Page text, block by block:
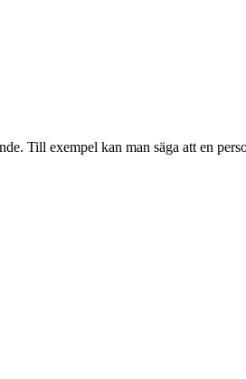
Till exempel kan man säga att en